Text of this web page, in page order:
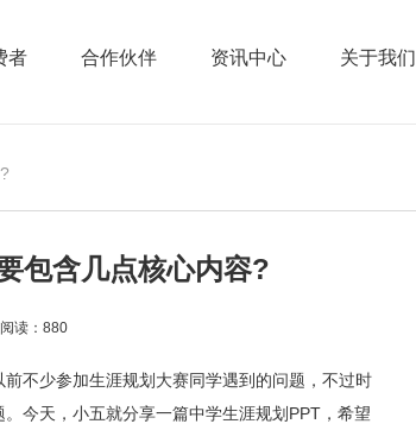
者 合作伙伴 资讯中心 关于我们
包含几点核心内容?
阅读：880
前不少参加生涯规划大赛同学遇到的问题，不过时
今天，小五就分享一篇中学生涯规划 PPT ，希望